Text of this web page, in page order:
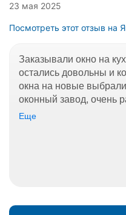
23 мая 2025
Посмотреть этот отзыв на
Заказывали окно на
остались довольны и
окна на новые
оконный завод, очень
Еще